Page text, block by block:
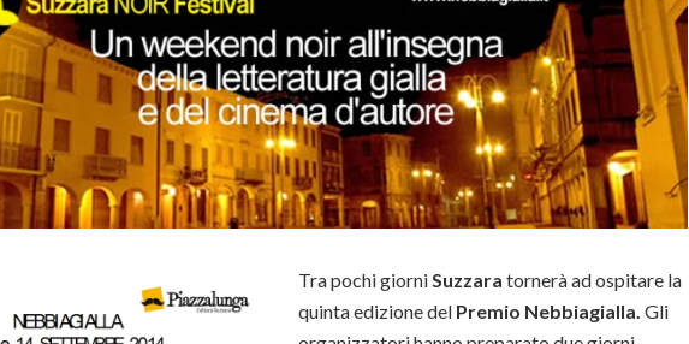
Tra pochi giorni Suzzara tornerà ad ospitare la
quinta edizione del Premio Nebbiagialla. Gli